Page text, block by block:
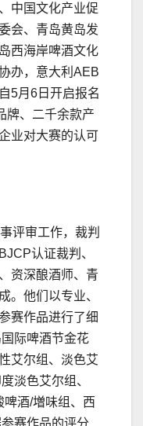
中国文化产业促
会、青岛黄岛发
西海岸啤酒文化
办，意大利AEB
5月6日开启报名
牌、二千余款产
业对大赛的认可
评审工作，裁判
认证裁判、
资深酿酒师、青
。他们以专业、
赛作品进行了细
际啤酒节金花
艾尔组、淡色艾
淡色艾尔组、
啤酒/増味组、西
赛作品的评分